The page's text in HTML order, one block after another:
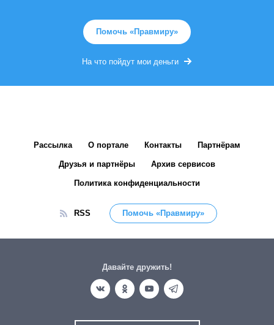
Помочь «Правмиру»
На что пойдут мои деньги
Рассылка О портале Контакты Партнёрам
Друзья и партнёры Архив сервисов
Политика конфиденциальности
RSS Помочь «Правмиру»
Давайте дружить!